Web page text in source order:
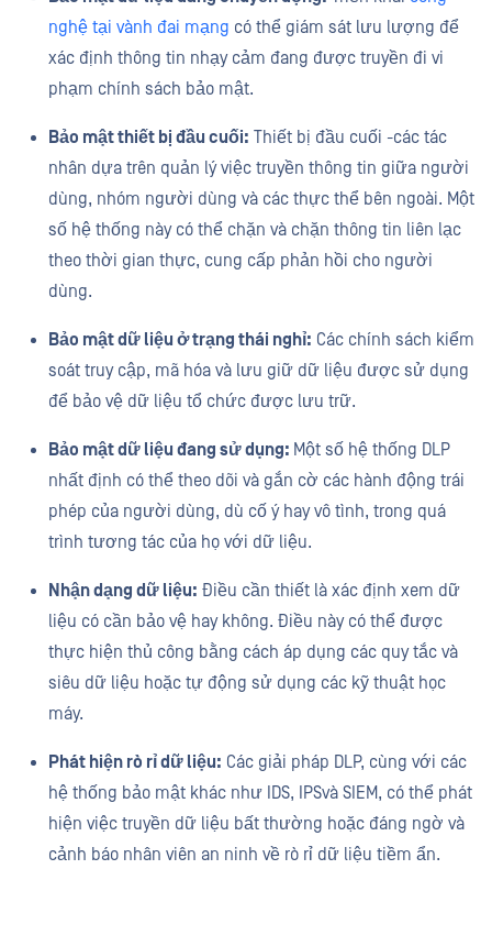
nghệ tại vành đai mạng có thể giám sát lưu lượng để
xác định thông tin nhạy cảm đang được truyền đi vi
phạm chính sách bảo mật.
Bảo mật thiết bị đầu cuối: Thiết bị đầu cuối -các tác
nhân dựa trên quản lý việc truyền thông tin giữa người
dùng, nhóm người dùng và các thực thể bên ngoài. Một
số hệ thống này có thể chặn và chặn thông tin liên lạc
theo thời gian thực, cung cấp phản hồi cho người
dùng.
Bảo mật dữ liệu ở trạng thái nghỉ: Các chính sách kiểm
soát truy cập, mã hóa và lưu giữ dữ liệu được sử dụng
để bảo vệ dữ liệu tổ chức được lưu trữ.
Bảo mật dữ liệu đang sử dụng: Một số hệ thống DLP
nhất định có thể theo dõi và gắn cờ các hành động trái
phép của người dùng, dù cố ý hay vô tình, trong quá
trình tương tác của họ với dữ liệu.
Nhận dạng dữ liệu: Điều cần thiết là xác định xem dữ
liệu có cần bảo vệ hay không. Điều này có thể được
thực hiện thủ công bằng cách áp dụng các quy tắc và
siêu dữ liệu hoặc tự động sử dụng các kỹ thuật học
máy.
Phát hiện rò rỉ dữ liệu: Các giải pháp DLP, cùng với các
hệ thống bảo mật khác như IDS, IPSvà SIEM, có thể phát
hiện việc truyền dữ liệu bất thường hoặc đáng ngờ và
cảnh báo nhân viên an ninh về rò rỉ dữ liệu tiềm ẩn.